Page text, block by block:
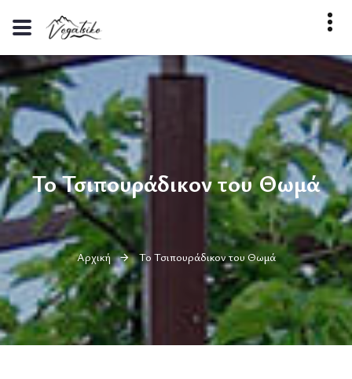
Το Τσιπουράδικον του Θωμά
Αρχική Το Τσιπουράδικον του Θωμά